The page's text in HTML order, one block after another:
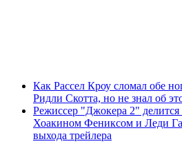
Как Рассел Кроу сломал обе
Ридли Скотта, но не знал об
Режиссер "Джокера 2"
Хоакином Фениксом и Леди
выхода трейлера